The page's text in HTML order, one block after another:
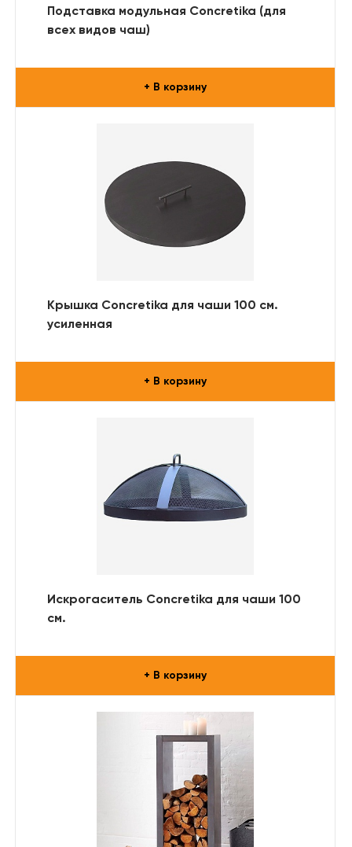
Подставка модульная Concretika (для
всех видов чаш)
+ В корзину
Крышка Concretika для чаши 100 см.
усиленная
+ В корзину
Искрогаситель Concretika для чаши 100
см.
+ В корзину